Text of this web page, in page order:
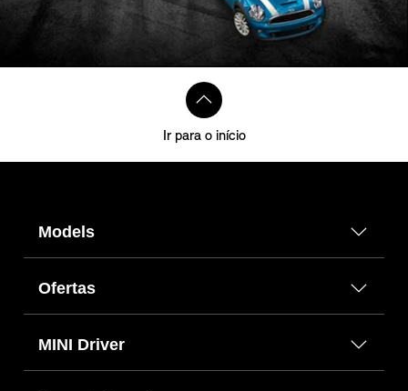
Ir para o início
Models
Ofertas
MINI Driver